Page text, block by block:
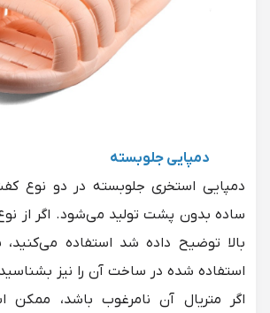
دمپایی جلوبسته
دمپایی استخری جلوبسته در دو نوع
ساده بدون پشت تولید می‌شود. اگر از
بالا توضیح داده شد استفاده می‌کنید،
استفاده شده در ساخت آن را نیز
اگر متریال آن نامرغوب باشد، ممکن